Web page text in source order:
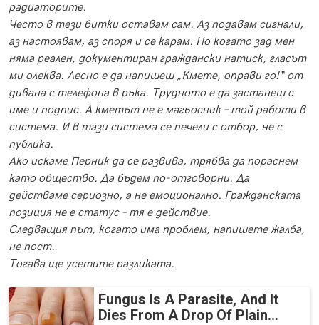
радиаторите.
Често в тези битки оставам сам. Аз подавам сигнали,
аз настоявам, аз споря и се карам. Но когато зад мен
няма реален, документиран граждански натиск, гласът
ми олеква. Лесно е да напишеш „Кмете, оправи го!“ от
дивана с телефона в ръка. Трудното е да застанеш с
име и подпис. А кметът не е магьосник – той работи в
система. И в тази система се печели с отбор, не с
публика.
Ако искаме Перник да се развива, трябва да пораснем
като общество. Да бъдем по-отговорни. Да
действаме сериозно, а не емоционално. Гражданската
позиция не е статус – тя е действие.
Следващия път, когато има проблем, напишете жалба,
не пост.
Тогава ще усетите разликата.
Fungus Is A Parasite, And It
Dies From A Drop Of Plain...